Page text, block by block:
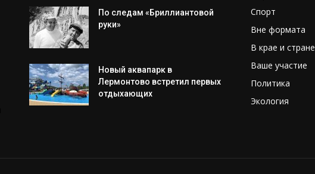
По следам «Бриллиантовой
руки»
Новый аквапарк в
Лермонтово встретил первых
отдыхающих
Спорт
Вне формата
В крае и стране
Ваше участие
Политика
Экология